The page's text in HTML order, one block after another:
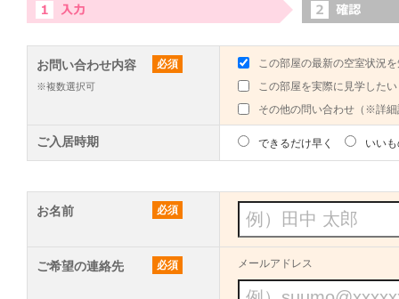
お問い合わせ内容 必須
※複数選択可
この部屋の最新の空室状況
この部屋を実際に見学したい
その他の問い合わせ（※詳
ご入居時期 できるだけ早く いい
お名前 必須
ご希望の連絡先 必須 メールアドレス